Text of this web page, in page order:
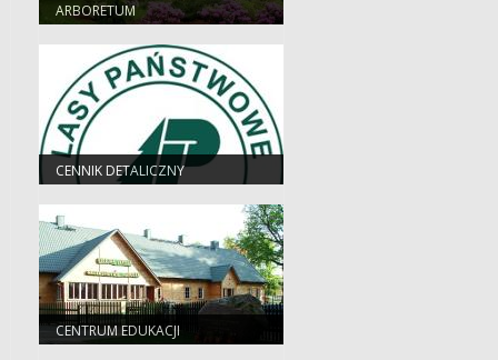
ARBORETUM
CENNIK DETALICZNY
CENTRUM EDUKACJI
PRZYRODNICZEJ